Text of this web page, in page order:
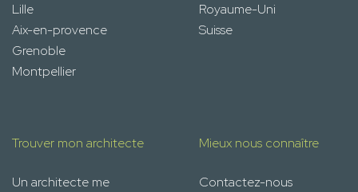
Lille
Aix-en-provence
Grenoble
Montpellier
Royaume-Uni
Suisse
Trouver mon architecte
Un architecte me
Mieux nous connaître
Contactez-nous